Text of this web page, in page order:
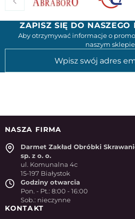
ZAPISZ SIĘ DO NASZEGO
Aby otrzymywać informacje o
naszym sklepie
NASZA FIRMA
Darmet Zakład Obróbki
sp. z o. o.
ul. Komunalna 4c
15-197 Białystok
Godziny otwarcia
Pon. - Pt.: 8:00 - 16:00
Sob.: nieczynne
KONTAKT